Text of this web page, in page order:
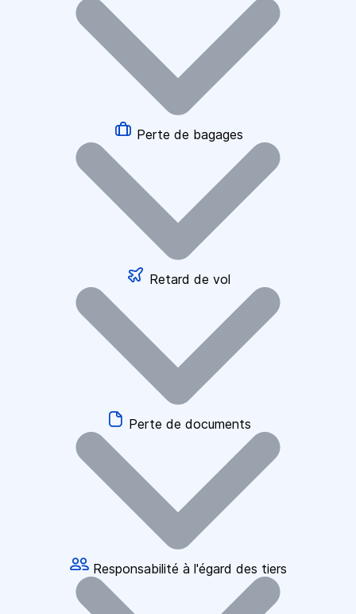
Perte de bagages
Retard de vol
Perte de documents
Responsabilité à l'égard des tiers